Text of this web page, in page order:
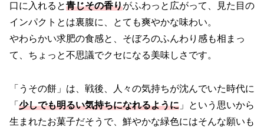
口に入れると青じその香りがふわっと広がって、見た目の
インパクトとは裏腹に、とても爽やかな味わい。
やわらかい求肥の食感と、そぼろのふんわり感も相まっ
て、ちょっと不思議でクセになる美味しさです。
「うその餅」は、戦後、人々の気持ちが沈んでいた時代に
「 少しでも明るい気持ちになれるように 」という思いから
生まれたお菓子だそうで、鮮やかな緑色にはそんな願いも